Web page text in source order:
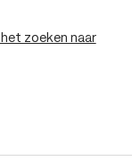
zoeken naar